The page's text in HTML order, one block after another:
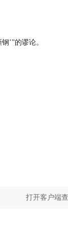
’”的谬论。
打开客户端